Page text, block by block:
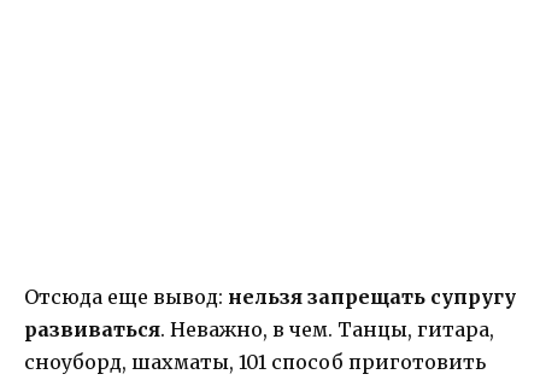
Отсюда еще вывод: нельзя запрещать супругу
развиваться. Неважно, в чем. Танцы, гитара,
сноуборд, шахматы, 101 способ приготовить